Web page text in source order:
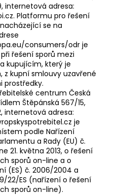
internetová adresa:
. Platformu pro řešení
se na
consumers/odrje
řešení sporů mezi
kupujícím, který je
z kupní smlouvy uzavřené
prostředky.
centrum Česká
Štěpánská 567/15,
internetová adresa:
je
podle Nařízení
a Rady (EU) č.
21. května 2013, o řešení
sporů on-line a o
(ES) č. 2006/2004 a
22/ES (nařízení o řešení
sporů on-line).